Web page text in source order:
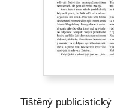
Tištěný